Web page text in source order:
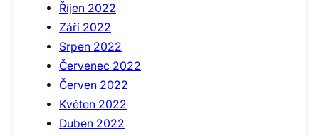
Říjen 2022
Září 2022
Srpen 2022
Červenec 2022
Červen 2022
Květen 2022
Duben 2022